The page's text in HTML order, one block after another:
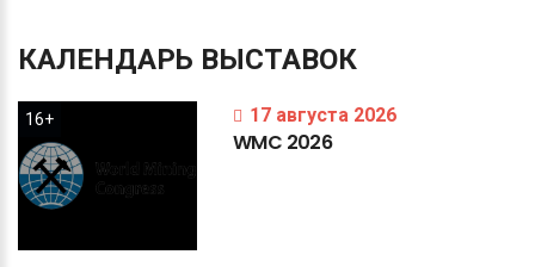
КАЛЕНДАРЬ ВЫСТАВОК
16+ 17 августа 2026
WMC 2026